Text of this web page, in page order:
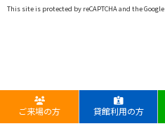
This site is protected by reCAPTCHA and the Google
ご来場の方 貸館利用の方